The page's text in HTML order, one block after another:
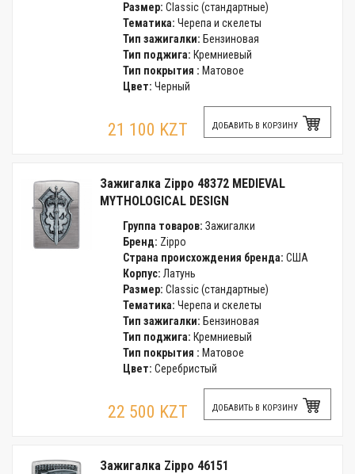
Размер: Classic (стандартные)
Тематика: Черепа и скелеты
Тип зажигалки: Бензиновая
Тип поджига: Кремниевый
Тип покрытия : Матовое
Цвет: Черный
21 100 KZT ДОБАВИТЬ В КОРЗИНУ
Зажигалка Zippo 48372 MEDIEVAL
MYTHOLOGICAL DESIGN
Группа товаров: Зажигалки
Бренд: Zippo
Страна происхождения бренда: США
Корпус: Латунь
Размер: Classic (стандартные)
Тематика: Черепа и скелеты
Тип зажигалки: Бензиновая
Тип поджига: Кремниевый
Тип покрытия : Матовое
Цвет: Серебристый
22 500 KZT ДОБАВИТЬ В КОРЗИНУ
Зажигалка Zippo 46151